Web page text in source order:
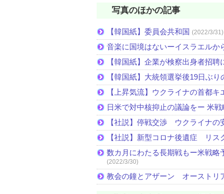
写真のほかの記事
【韓国紙】委員会共和国 (2022/3/31)
音楽に国境はないーイスラエルか
【韓国紙】企業が検察出身者招
【韓国紙】大統領選挙後19日ぶ
【上昇気流】ウクライナの首都
日米で対中核抑止の議論をー 米
【社説】停戦交渉 ウクライナの
【社説】新型コロナ後遺症 リス
数カ月にわたる長期戦もー米戦略
(2022/3/30)
教会の鐘とアザーン オーストリ